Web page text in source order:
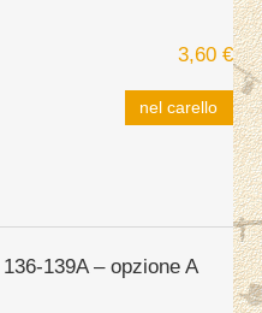
3,60 €
nel carello
139A – opzione A